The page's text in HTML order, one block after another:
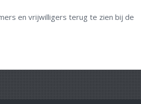
en vrijwilligers terug te zien bij de